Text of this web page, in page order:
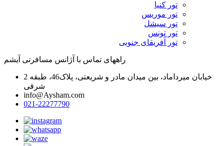
تور کنیا
تور موریس
تور سیشل
تور تونس
تور آفریقای جنوبی
راههای تماس با آژانس مسافرتی آیشم
خیابان میرداماد، بین میدان مادر و شریعتی، پلاک46، طبقه 2
شرقی
info@Aysham.com
021-22277790